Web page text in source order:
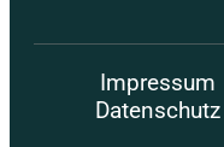
Impressum
Datenschutz